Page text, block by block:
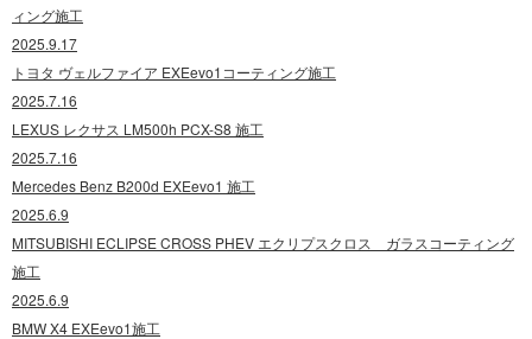
ィング施工
2025.9.17
トヨタ ヴェルファイア EXEevo1コーティング施工
2025.7.16
LEXUS レクサス LM500h PCX-S8 施工
2025.7.16
Mercedes Benz B200d EXEevo1 施工
2025.6.9
MITSUBISHI ECLIPSE CROSS PHEV エクリプスクロス ガラスコーティング
施工
2025.6.9
BMW X4 EXEevo1施工